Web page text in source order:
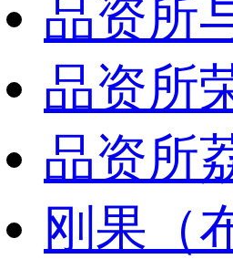
品资所
品资所
品资所
刚果（